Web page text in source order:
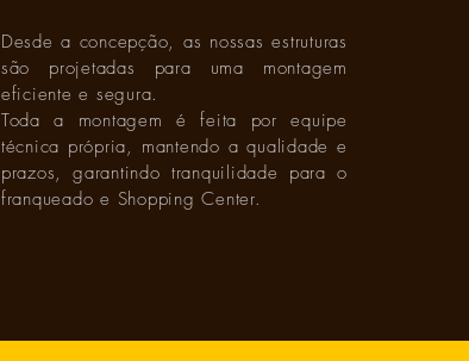
Desde a concepção, as nossas estruturas
são projetadas para uma montagem
eficiente e segura.
Toda a montagem é feita por equipe
técnica própria, mantendo a qualidade e
prazos, garantindo tranquilidade para o
franqueado e Shopping Center.